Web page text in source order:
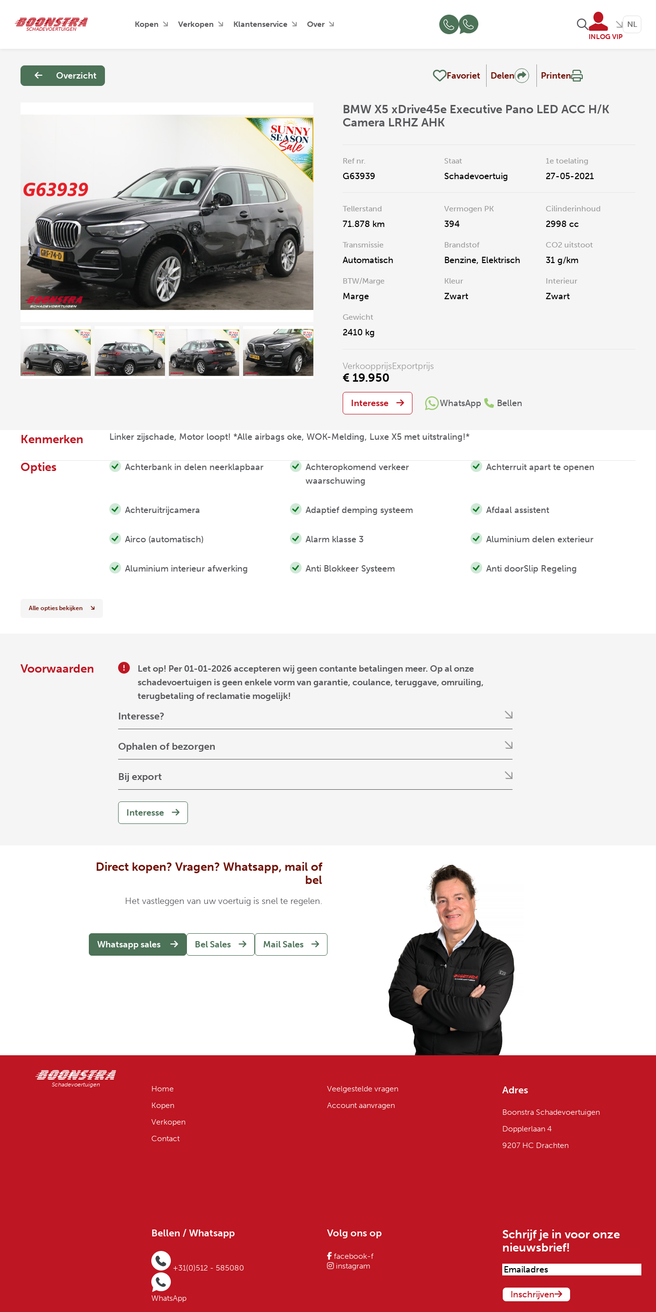
SCHADEVOERTUIGEN
Kopen Verkopen Klantenservice Over
INLOG VIP
NL
Overzicht Favoriet Delen Printen
BMW X5 xDrive45e Executive Pano LED ACC H/K
Camera LRHZ AHK
Ref nr.
G63939
Staat
Schadevoertuig
1e toelating
27-05-2021
Tellerstand
71.878 km
Vermogen PK
394
Cilinderinhoud
2998 cc
Transmissie
Automatisch
Brandstof
Benzine, Elektrisch
CO2 uitstoot
31 g/km
BTW/Marge
Marge
Kleur
Zwart
Interieur
Zwart
Gewicht
2410 kg
Verkoopprijs
€ 19.950
Exportprijs
Interesse WhatsApp Bellen
Kenmerken Linker zijschade, Motor loopt! *Alle airbags oke, WOK-Melding, Luxe X5 met uitstraling!*
Opties Achterbank in delen neerklapbaar
Achteropkomend verkeer
waarschuwing
Achterruit apart te openen
Achteruitrijcamera Adaptief demping systeem Afdaal assistent
Airco (automatisch) Alarm klasse 3 Aluminium delen exterieur
Aluminium interieur afwerking Anti Blokkeer Systeem Anti doorSlip Regeling
Alle opties bekijken
Voorwaarden
Let op! Per 01-01-2026 accepteren wij geen contante betalingen meer. Op al onze
schadevoertuigen is geen enkele vorm van garantie, coulance, teruggave, omruiling,
terugbetaling of reclamatie mogelijk!
Interesse?
Ophalen of bezorgen
Bij export
Interesse
Direct kopen? Vragen? Whatsapp, mail of
bel
Het vastleggen van uw voertuig is snel te regelen.
Whatsapp sales Bel Sales Mail Sales
Schadevoertuigen
Home
Kopen
Verkopen
Contact
Veelgestelde vragen
Account aanvragen
Adres
Boonstra Schadevoertuigen
Dopplerlaan 4
9207 HC Drachten
Bellen / Whatsapp
+31(0)512 - 585080
WhatsApp
Volg ons op
facebook-f
instagram
Schrijf je in voor onze
nieuwsbrief!